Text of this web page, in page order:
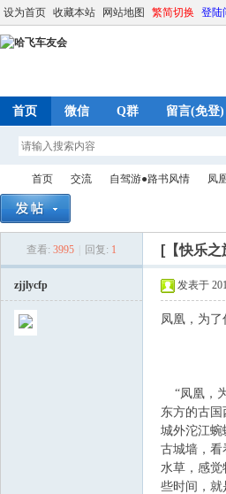
设为首页 收藏本站 网站地图 繁简切换 登陆
首页 微信 Q群 留言(免登)
首页
›
交流
›
自驾游●路书风情
›
凤
查看: 3995 回复: 1 [【快乐之
zjjlycfp 发表于
凤凰，为了
“凤凰，
东方的古
城外沱江蜿
古城墙，看
水草，感
些时间，就